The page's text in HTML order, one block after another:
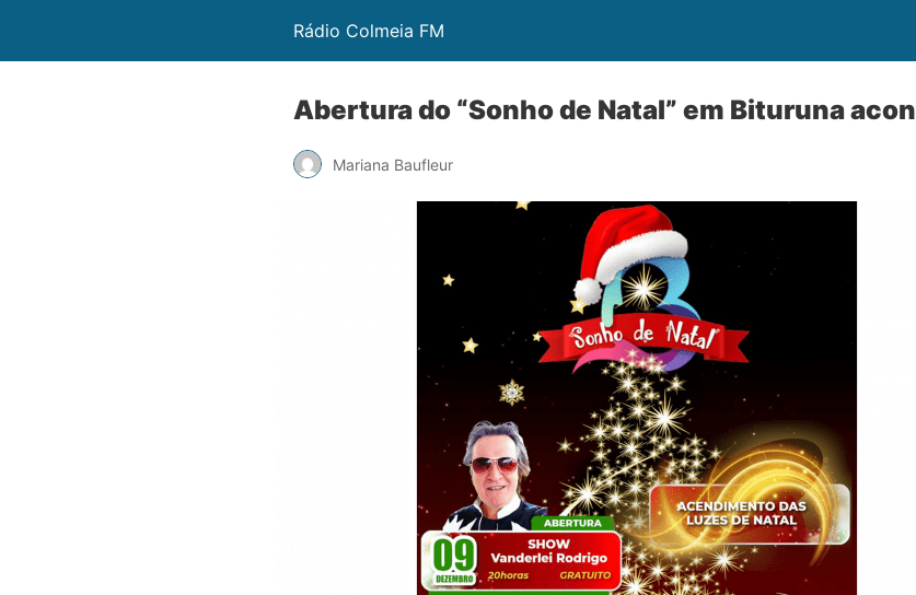
Rádio Colmeia FM
Abertura do “Sonho de Natal” em Bituruna
Mariana Baufleur